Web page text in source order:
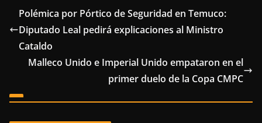
Polémica por Pórtico de Seguridad en Temuco:
Diputado Leal pedirá explicaciones al Ministro
Cataldo
Malleco Unido e Imperial Unido empataron en el
primer duelo de la Copa CMPC